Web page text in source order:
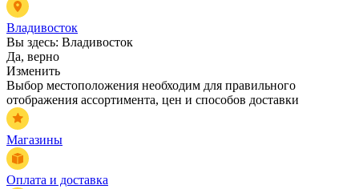
Владивосток
Вы здесь: Владивосток
Да, верно
Изменить
Выбор местоположения необходим для правильного
отображения ассортимента, цен и способов доставки
Магазины
Оплата и доставка